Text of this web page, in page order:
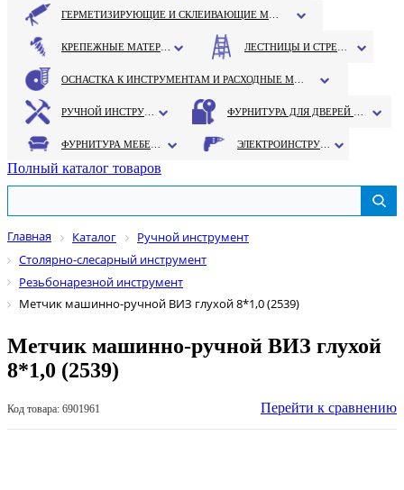
Полный каталог товаров
Главная Каталог
Ручной инструмент
Столярно-слесарный инструмент
Резьбонарезной инструмент
Метчик машинно-ручной ВИЗ глухой 8*1,0 (2539)
Метчик машинно-ручной ВИЗ глухой
8*1,0 (2539)
Код товара: 6901961 Перейти к сравнению